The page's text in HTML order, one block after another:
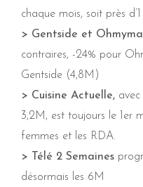
chaque mois, soit près
> Gentside et
contraires, -24% pour
Gentside (4,8M)
> Cuisine Actuelle,
3,2M, est toujours le 1er
femmes et les RDA.
> Télé 2 Semaines
désormais les 6M